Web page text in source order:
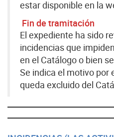
estar disponible en la
Fin de tramitación
El expediente ha sido
incidencias que
en el Catálogo o bien
Se indica el motivo por
queda excluido del